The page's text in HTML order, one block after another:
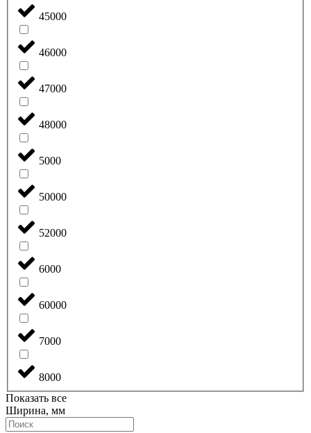
45000
46000
47000
48000
5000
50000
52000
6000
60000
7000
8000
Показать все
Ширина, мм